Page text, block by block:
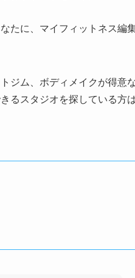
たに、マイフィットネス編
ジム、ボディメイクが得意
るスタジオを探している方